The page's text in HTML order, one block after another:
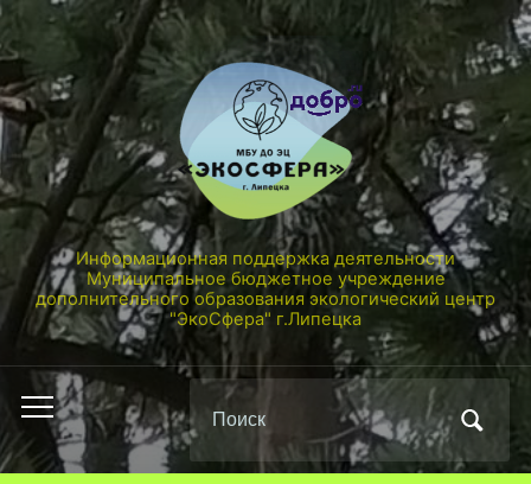
Информационная поддержка деятельности
Муниципальное бюджетное учреждение
дополнительного образования экологический центр
"ЭкоСфера" г.Липецка
Переключить
мобильное
меню
Поиск
по: